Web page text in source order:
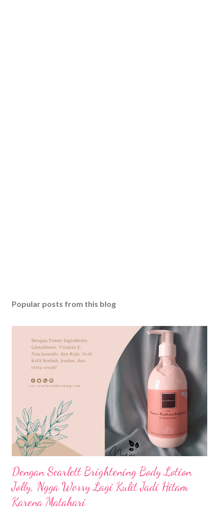
Popular posts from this blog
Dengan Scarlett Brightening Body Lotion
Jolly, Ngga Worry Lagi Kulit Jadi Hitam
Karena Matahari